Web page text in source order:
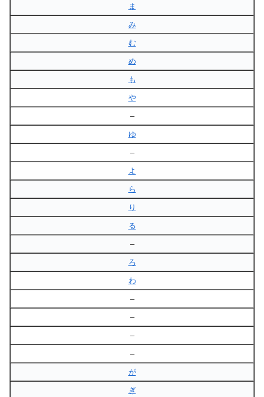
ま
み
む
め
も
や
–
ゆ
–
よ
ら
り
る
–
ろ
わ
–
–
–
–
が
ぎ